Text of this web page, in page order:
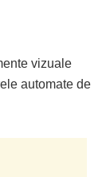
vizuale
automate de